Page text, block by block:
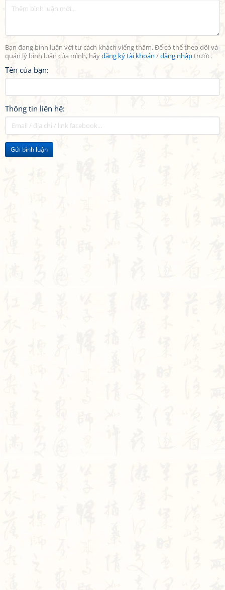
Bạn đang bình luận với tư cách khách viếng thăm. Để có thể theo dõi và
quản lý bình luận của mình, hãyđăng ký tài khoản /đăng nhậptrước.
Tên của bạn:
Thông tin liên hệ:
Gửi bình luận